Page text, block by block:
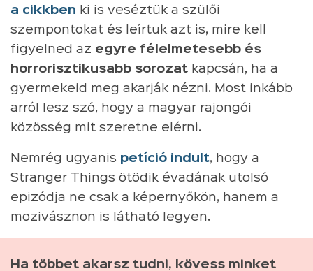
a cikkben ki is veséztük a szülői
szempontokat és leírtuk azt is, mire kell
figyelned az egyre félelmetesebb és
horrorisztikusabb sorozat kapcsán, ha a
gyermekeid meg akarják nézni. Most inkább
arról lesz szó, hogy a magyar rajongói
közösség mit szeretne elérni.
Nemrég ugyanis petíció indult, hogy a
Stranger Things ötödik évadának utolsó
epizódja ne csak a képernyőkön, hanem a
mozivásznon is látható legyen.
Ha többet akarsz tudni, kövess minket